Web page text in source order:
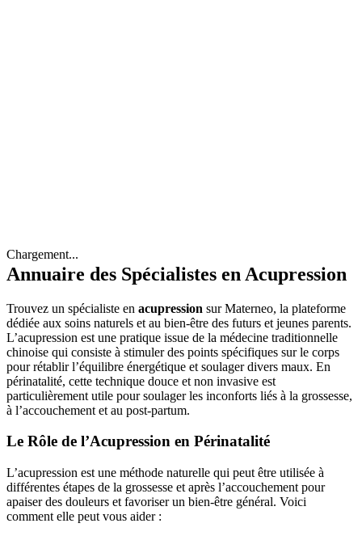
Chargement...
Annuaire des Spécialistes en Acupression
Trouvez un spécialiste en acupression sur Materneo, la plateforme
dédiée aux soins naturels et au bien-être des futurs et jeunes parents.
L’acupression est une pratique issue de la médecine traditionnelle
chinoise qui consiste à stimuler des points spécifiques sur le corps
pour rétablir l’équilibre énergétique et soulager divers maux. En
périnatalité, cette technique douce et non invasive est
particulièrement utile pour soulager les inconforts liés à la grossesse,
à l’accouchement et au post-partum.
Le Rôle de l’Acupression en Périnatalité
L’acupression est une méthode naturelle qui peut être utilisée à
différentes étapes de la grossesse et après l’accouchement pour
apaiser des douleurs et favoriser un bien-être général. Voici
comment elle peut vous aider :